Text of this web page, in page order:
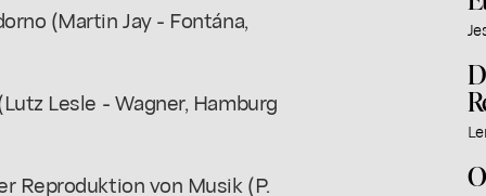
(Martin Jay - Fontána,
Lesle - Wagner, Hamburg
Reproduktion von Musik (P.